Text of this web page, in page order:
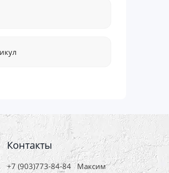
Контакты
+7 (903)773-84-84Максим